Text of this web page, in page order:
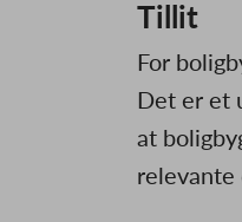
Tillit
For
Det er et
at